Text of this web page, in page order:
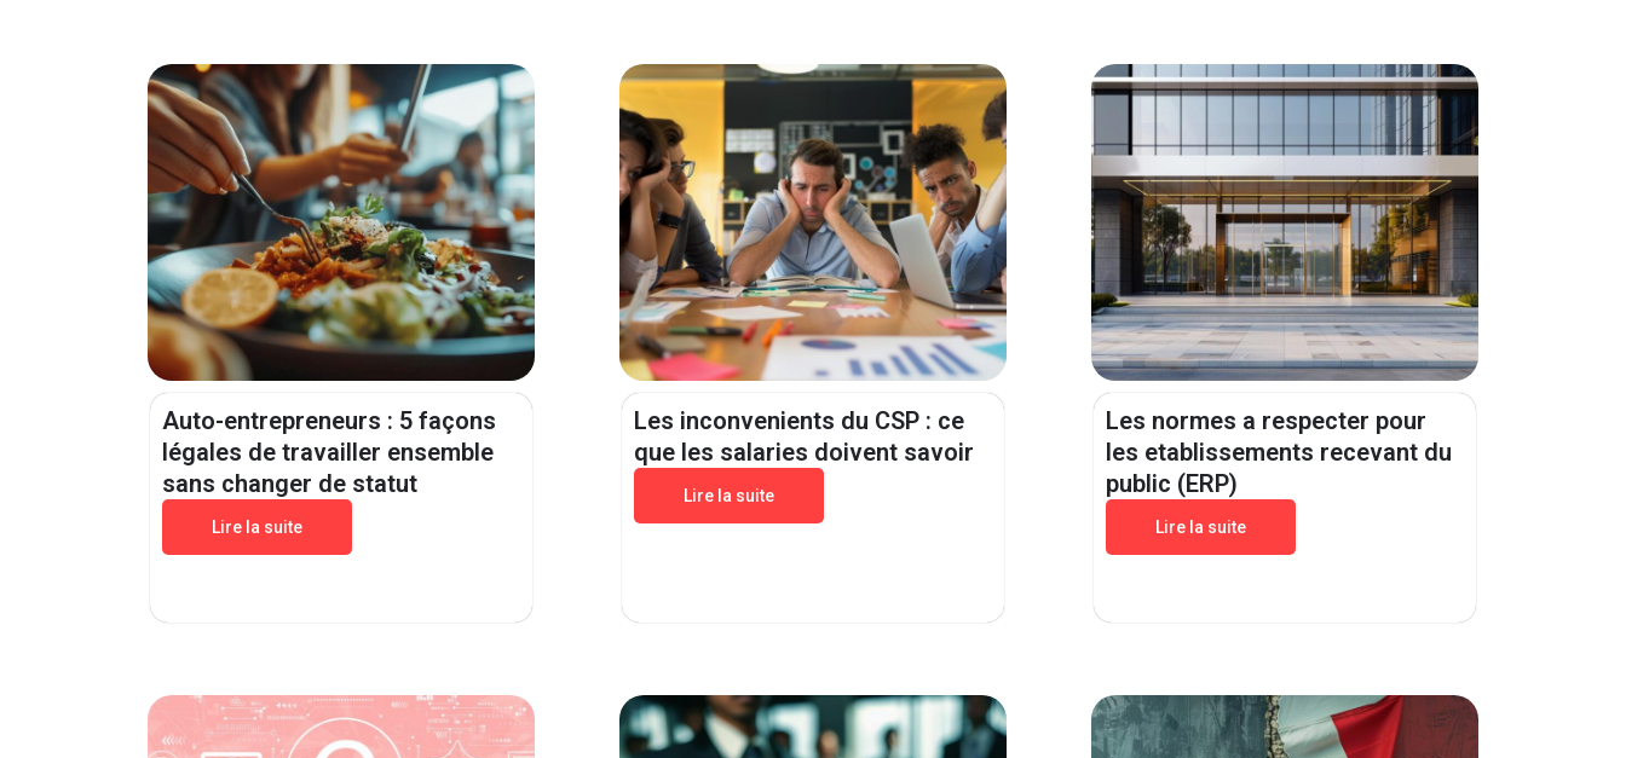
Auto-entrepreneurs : 5 façons
légales de travailler ensemble
sans changer de statut
Lire la suite
Les inconvenients du CSP : ce
que les salaries doivent savoir
Lire la suite
Les normes a respecter pour
les etablissements recevant du
public (ERP)
Lire la suite